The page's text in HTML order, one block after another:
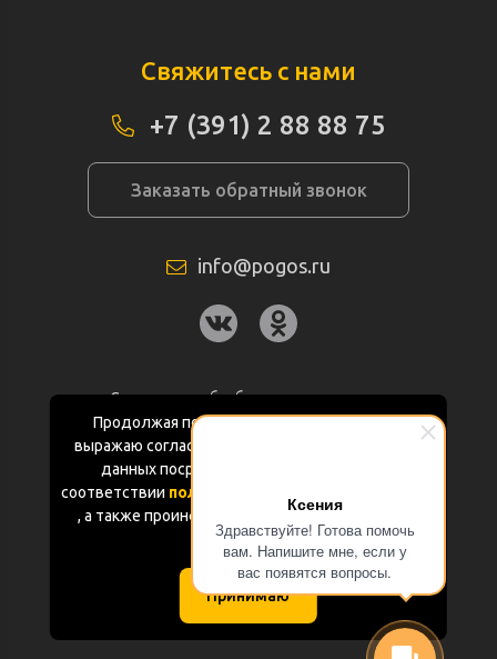
Ксения
Здравствуйте! Готова помочь
вам. Напишите мне, если у
вас появятся вопросы.
Продолжая пользоваться данным сайтом
выражаю согласие на обработку персональных
данных посредством Яндекс.Метрика в
соответствии политикой конфиденциальности
, а также проинформирован об использовании
Cookie-файлов
Принимаю
Свяжитесь с нами
+7 (391) 2 88 88 75
Заказать обратный звонок
info@pogos.ru
Согласие на обработку персональных
данных
Политика конфиденциальности
Документация
Карта сайта
(с) «POGOS.ru» 2010-2026 (ИП Чивчян М.Р.)